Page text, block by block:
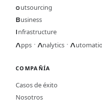
o utsourcing
Business
I nfrastructure
Apps · Analytics · A
COMPAÑÍA
Casos de éxito
Nosotros